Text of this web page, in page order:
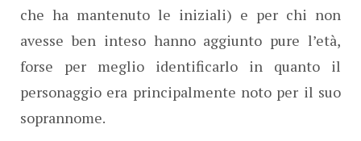
che ha mantenuto le iniziali) e per chi non
avesse ben inteso hanno aggiunto pure l’età,
forse per meglio identificarlo in quanto il
personaggio era principalmente noto per il suo
soprannome.